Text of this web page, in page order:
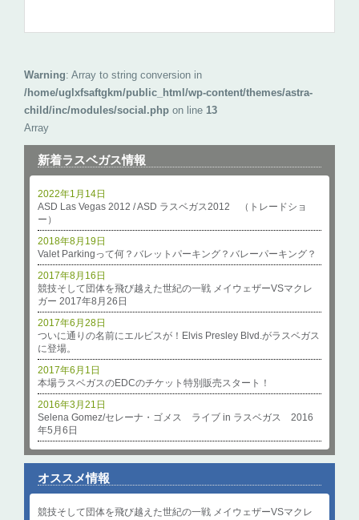
新着ラスベガス情報
ASD Las Vegas 2012 / ASD ラスベガス2012 （トレードショ
ー）
2022年1月14日
Valet Parkingって何？バレットパーキング？バレーパーキング？
2018年8月19日
競技そして団体を飛び越えた世紀の一戦 メイウェザーVSマクレ
ガー 2017年8月26日
2017年8月16日
ついに通りの名前にエルビスが！Elvis Presley Blvd.がラスベガス
に登場。
2017年6月28日
本場ラスベガスのEDCのチケット特別販売スタート！
2017年6月1日
Selena Gomez/セレーナ・ゴメス ライブ in ラスベガス 2016
年5月6日
2016年3月21日
オススメ情報
競技そして団体を飛び越えた世紀の一戦 メイウェザーVSマクレ
Warning: Array to string conversion in
/home/uglxfsaftgkm/public_html/wp-content/themes/astra-
child/inc/modules/social.php on line 13
Array